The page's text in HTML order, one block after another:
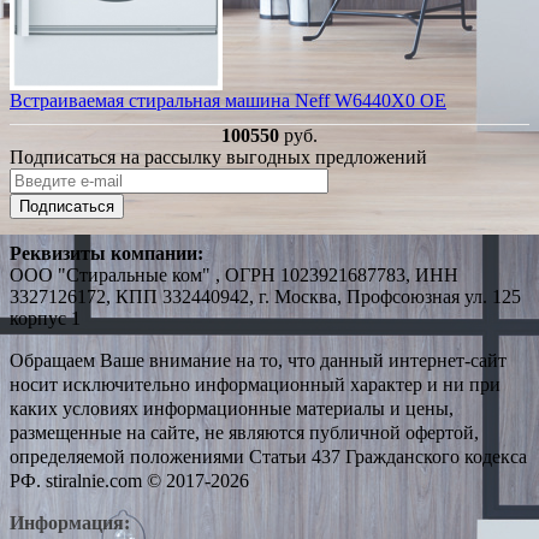
Встраиваемая стиральная машина Neff W6440X0 OE
100550 руб.
Подписаться на рассылку выгодных предложений
Подписаться
Реквизиты компании:
ООО "Стиральные ком" , ОГРН 1023921687783, ИНН
3327126172, КПП 332440942, г. Москва, Профсоюзная ул. 125
корпус 1
Обращаем Ваше внимание на то, что данный интернет-сайт
носит исключительно информационный характер и ни при
каких условиях информационные материалы и цены,
размещенные на сайте, не являются публичной офертой,
определяемой положениями Статьи 437 Гражданского кодекса
РФ. stiralnie.com © 2017-2026
Информация: